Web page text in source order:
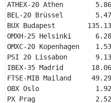
ATHEX-20 Athen
BEL-20 Brüssel
BUX Budapest
OMXH-25 Helsinki
OMXC-20
PSI 20 Lissabon
IBEX-35 Madrid
FTSE-MIB Mailand
OBX Oslo
PX Prag